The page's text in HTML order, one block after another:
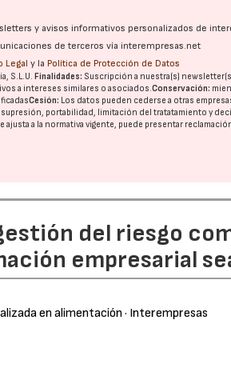
y avisos informativos personalizados de
de terceros vía interempresas.net
Legal y la Política de Protección de Datos
S.L.U. Finalidades: Suscripción a nuestra(s)
a intereses similares o asociados.Conservación:
Cesión: Los datos pueden cederse a otras
portabilidad, limitación del tratatamiento y
a la normativa vigente, puede presentar
del riesgo
empresarial
en alimentación · Interempresas